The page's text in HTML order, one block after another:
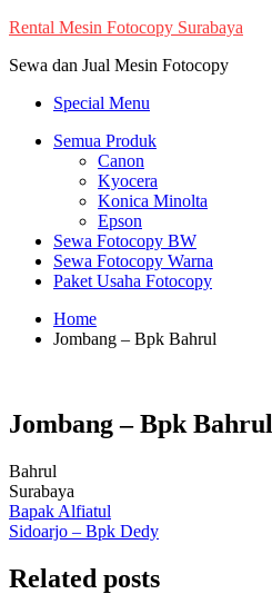
Skip
content
Rental Mesin Fotocopy Surabaya
Sewa dan Jual Mesin Fotocopy
Special Menu
Semua Produk
Canon
Kyocera
Konica Minolta
Epson
Sewa Fotocopy BW
Sewa Fotocopy Warna
Paket Usaha Fotocopy
Home
Jombang – Bpk Bahrul
Jombang – Bpk Bahrul
Bahrul
Surabaya
Post
navigation
Bapak Alfiatul
Sidoarjo – Bpk Dedy
Related posts